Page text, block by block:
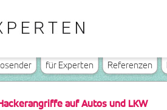
für Experten Referenzen
auf Autos und LKW